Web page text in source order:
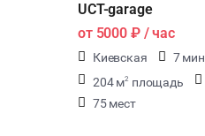
UCT-garage
от 5000 ₽/ час
Киевская
7 мин
204 м2 площадь
75 мест